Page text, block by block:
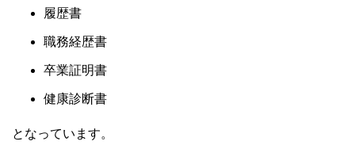
履歴書
職務経歴書
卒業証明書
健康診断書
となっています。